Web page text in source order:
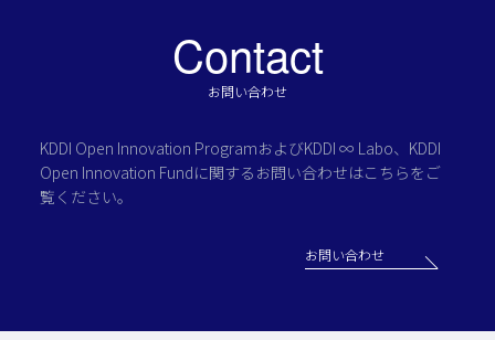
Contact
お問い合わせ
KDDI Open Innovation ProgramおよびKDDI ∞ Labo、KDDI
Open Innovation Fundに関する お問い合わせはこちらをご
覧ください。
お問い合わせ